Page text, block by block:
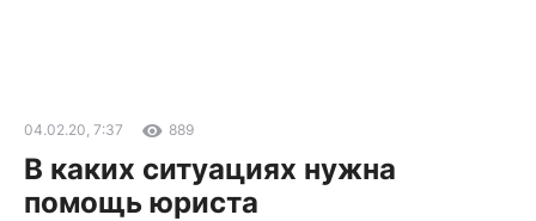
04.02.20, 7:37 889
В каких ситуациях нужна
помощь юриста